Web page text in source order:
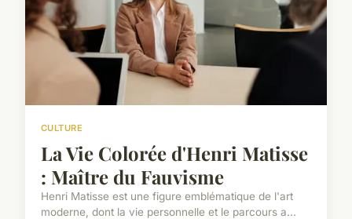
CULTURE
La Vie Colorée d'Henri Matisse
: Maître du Fauvisme
Henri Matisse est une figure emblématique de l'art
moderne, dont la vie personnelle et le parcours a...